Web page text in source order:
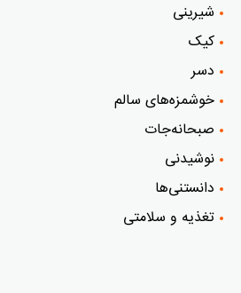
شیرینی
کیک
دسر
خوشمزه‌‌های سالم
صبحانه‌جات
نوشیدنی
دانستنی‌ها
تغذیه و سلامتی